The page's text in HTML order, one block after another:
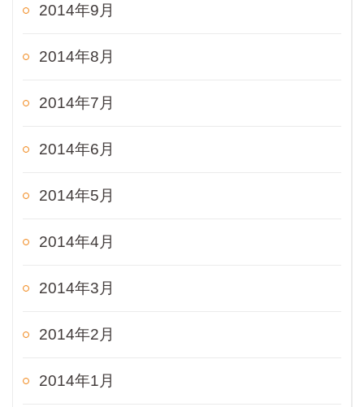
2014年9月
2014年8月
2014年7月
2014年6月
2014年5月
2014年4月
2014年3月
2014年2月
2014年1月